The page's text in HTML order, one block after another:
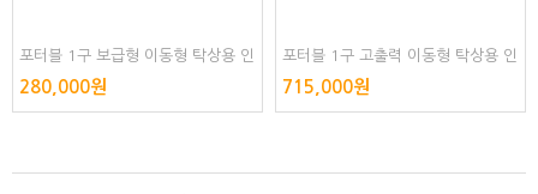
포터블 1구 보급형 이동형 탁상용 인
덕션 보온 전기 렌지 홀용 조리용 레
인지 샤브용 보온용 테이블용
280,000원
포터블 1구 고출력 이동형 탁상용 인
덕션 보온 전기 렌지 홀용 레인지 조
리용 샤브샤브용 보온용 테이블용
715,000원